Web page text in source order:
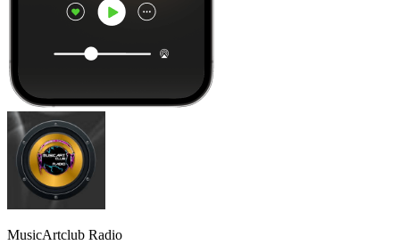
MusicArtclub Radio